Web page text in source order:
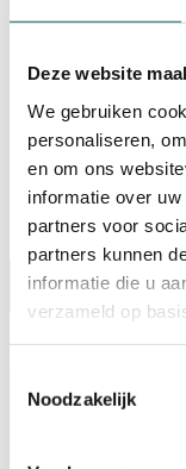
Deze website
We gebruiken
personaliseren,
en om ons
informatie over
partners voor
partners kunnen
informatie die u
verzameld op
Noodzakelijk
Op voorraad?
Uw keuze zal
Omschrijving
Alternatieven
Artikelnummer